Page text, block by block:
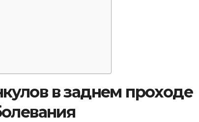
в заднем проходе